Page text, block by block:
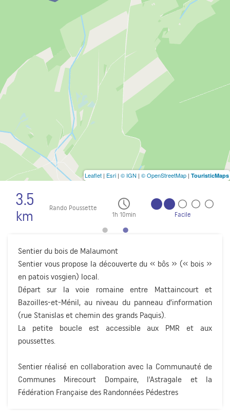
3.5
km
Rando Poussette
1h 10min
Facile
Sentier du bois de Malaumont
Sentier vous propose la découverte du « bôs » (« bois »
en patois vosgien) local.
Départ sur la voie romaine entre Mattaincourt et
Bazoilles-et-Ménil, au niveau du panneau d’information
(rue Stanislas et chemin des grands Paquis).
La petite boucle est accessible aux PMR et aux
poussettes.
Sentier réalisé en collaboration avec la Communauté de
Communes Mirecourt Dompaire, l'Astragale et la
Fédération Française des Randonnées Pédestres
Leaflet | Esri | © IGN | © OpenStreetMap | TouristicMaps